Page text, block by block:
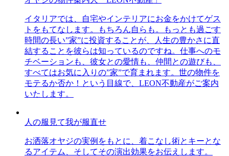
イタリアでは、自宅やインテリアにお金をかけてゲス
トをもてなします。もちろん自らも。もっとも過ごす
時間の長い”家”に投資することが、人生の豊かさに直
結することを彼らは知っているのですね。仕事へのモ
チベーションも、彼女との愛情も、仲間との遊びも、
すべてはお気に入りの”家”で育まれます。世の物件を
モテるか否か！という目線で、LEON不動産がご案内
いたします。
人の服見て我が服直せ
お洒落オヤジの実例をもとに、着こなし術とキーとな
るアイテム、そしてその演出効果をお伝えします。